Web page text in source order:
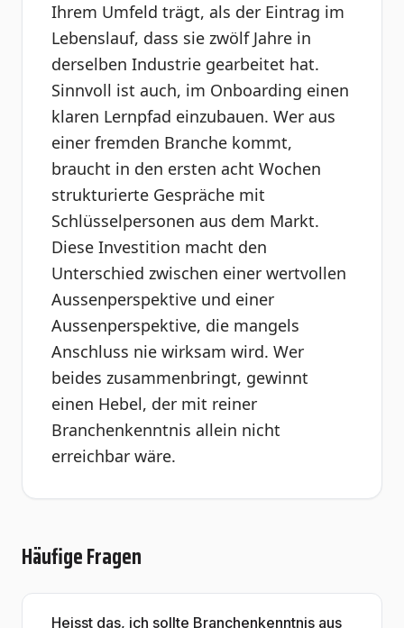
Ihrem Umfeld trägt, als der Eintrag im
Lebenslauf, dass sie zwölf Jahre in
derselben Industrie gearbeitet hat.
Sinnvoll ist auch, im Onboarding einen
klaren Lernpfad einzubauen. Wer aus
einer fremden Branche kommt,
braucht in den ersten acht Wochen
strukturierte Gespräche mit
Schlüsselpersonen aus dem Markt.
Diese Investition macht den
Unterschied zwischen einer wertvollen
Aussenperspektive und einer
Aussenperspektive, die mangels
Anschluss nie wirksam wird. Wer
beides zusammenbringt, gewinnt
einen Hebel, der mit reiner
Branchenkenntnis allein nicht
erreichbar wäre.
Häufige Fragen
Heisst das, ich sollte Branchenkenntnis aus